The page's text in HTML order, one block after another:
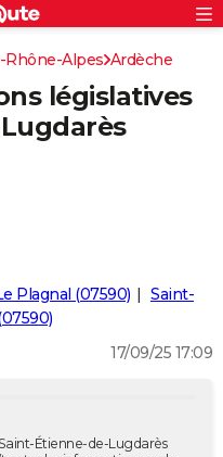
Rechercher
Rhône-Alpes Ardèche
législatives
Plagnal (07590)
Saint-
17/09/25 17:09
Saint-Étienne-de-Lugdarès